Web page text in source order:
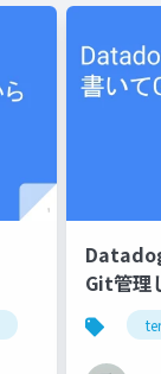
Git管理